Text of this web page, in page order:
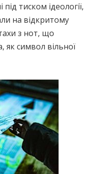
тиском ідеології,
на відкритому
з нот, що
як символ вільної